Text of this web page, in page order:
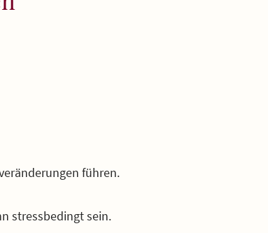
führen.
stressbedingt sein.